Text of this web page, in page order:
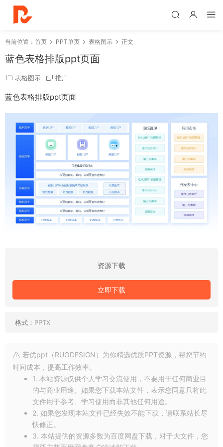
当前位置： 首页 PPT单页 表格图示 正文
蓝色表格排版ppt页面
表格图示 推广
蓝色表格排版ppt页面
资源下载
立即下载
格式： PPTX
若优ppt（RUODESIGN）为你精选优质PPT资源，帮您节约
时间成本，提高工作效率。
1. 本站资源仅供个人学习交流使用，不要用于任何商业目
的与商业用途。如果您下载本站文件，表示您同意只将此
文件用于参考、学习使用而非其他任何用途。
2. 如果您发现本站文件已经失效不能下载，请联系站长尽
快修正。
3. 本站提供的资源多数为百度网盘下载，对于大文件，您